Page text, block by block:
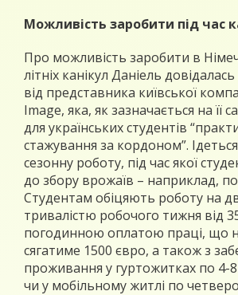
Можливість заробити під час
Про можливість заробити в
літніх канікул Даніель
від представника київської
Image, яка, як зазначається на її
для українських студентів
стажування за кордоном”.
сезонну роботу, під час якої
до збору врожаїв – наприклад,
Студентам обіцяють роботу на
тривалістю робочого тижня від
погодинною оплатою праці, що
сягатиме 1500 євро, а також з
проживання у гуртожитках по 4-8
чи у мобільному житлі по четверо